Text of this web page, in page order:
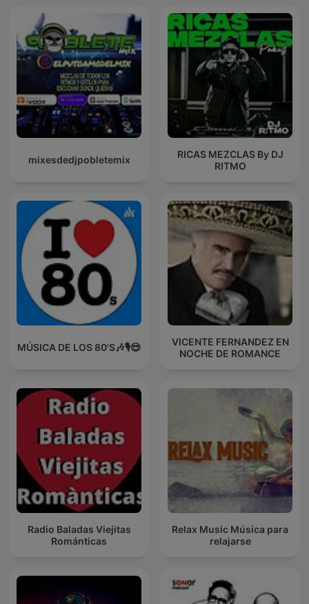
mixesdedjpobletemix
RICAS MEZCLAS By DJ
RITMO
MÚSICA DE LOS 80'S🎶🎙️😎
VICENTE FERNANDEZ EN
NOCHE DE ROMANCE
Radio Baladas Viejitas
Románticas
Relax Music Música para
relajarse